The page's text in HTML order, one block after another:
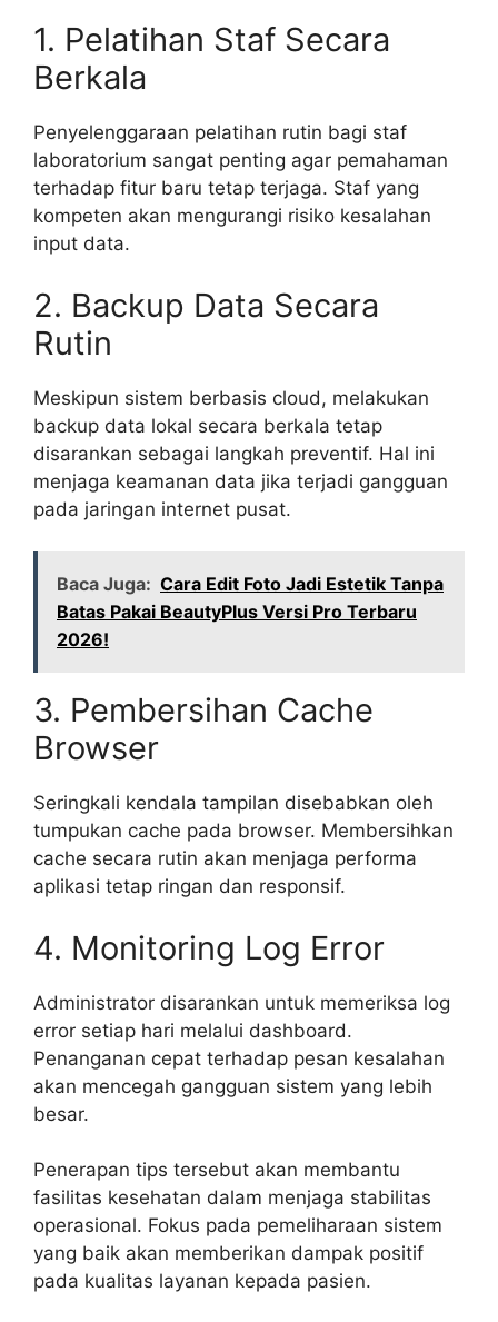
1. Pelatihan Staf Secara
Berkala
Penyelenggaraan pelatihan rutin bagi staf
laboratorium sangat penting agar pemahaman
terhadap fitur baru tetap terjaga. Staf yang
kompeten akan mengurangi risiko kesalahan
input data.
2. Backup Data Secara
Rutin
Meskipun sistem berbasis cloud, melakukan
backup data lokal secara berkala tetap
disarankan sebagai langkah preventif. Hal ini
menjaga keamanan data jika terjadi gangguan
pada jaringan internet pusat.
Baca Juga: Cara Edit Foto Jadi Estetik Tanpa
Batas Pakai BeautyPlus Versi Pro Terbaru
2026!
3. Pembersihan Cache
Browser
Seringkali kendala tampilan disebabkan oleh
tumpukan cache pada browser. Membersihkan
cache secara rutin akan menjaga performa
aplikasi tetap ringan dan responsif.
4. Monitoring Log Error
Administrator disarankan untuk memeriksa log
error setiap hari melalui dashboard.
Penanganan cepat terhadap pesan kesalahan
akan mencegah gangguan sistem yang lebih
besar.
Penerapan tips tersebut akan membantu
fasilitas kesehatan dalam menjaga stabilitas
operasional. Fokus pada pemeliharaan sistem
yang baik akan memberikan dampak positif
pada kualitas layanan kepada pasien.